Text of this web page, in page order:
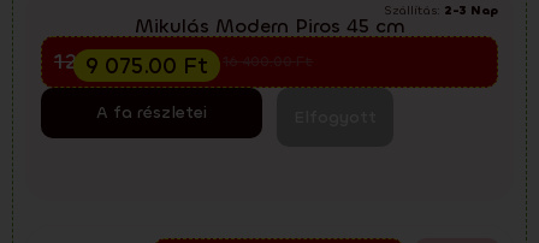
Szállítás: 2-3 Nap
Mikulás Modern Piros 45 cm
Előkarácsonyi kiárusítás
12 100.00Ft
9 075.00 Ft
A fa részletei